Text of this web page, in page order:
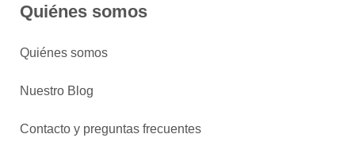
Quiénes somos
Quiénes somos
Nuestro Blog
Contacto y preguntas frecuentes